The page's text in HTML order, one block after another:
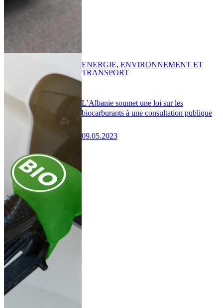
L’Albanie soumet une loi sur les
biocarburants à une consultation publique
09.05.2023
ENERGIE, ENVIRONNEMENT ET
TRANSPORT